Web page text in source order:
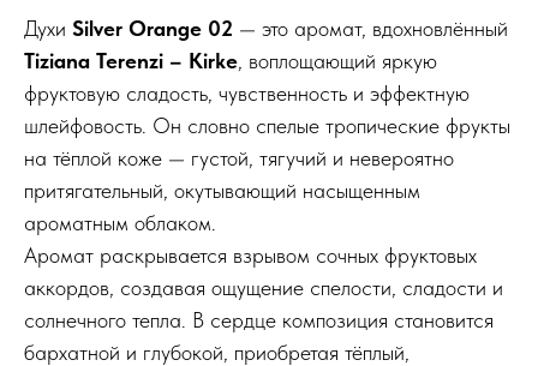
Духи Silver Orange 02 — это аромат, вдохновлённый
Tiziana Terenzi – Kirke, воплощающий яркую
фруктовую сладость, чувственность и эффектную
шлейфовость. Он словно спелые тропические фрукты
на тёплой коже — густой, тягучий и невероятно
притягательный, окутывающий насыщенным
ароматным облаком.
Аромат раскрывается взрывом сочных фруктовых
аккордов, создавая ощущение спелости, сладости и
солнечного тепла. В сердце композиция становится
бархатной и глубокой, приобретая тёплый,